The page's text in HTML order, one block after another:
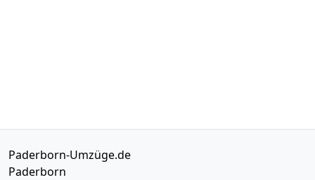
Paderborn-Umzüge.de
Paderborn